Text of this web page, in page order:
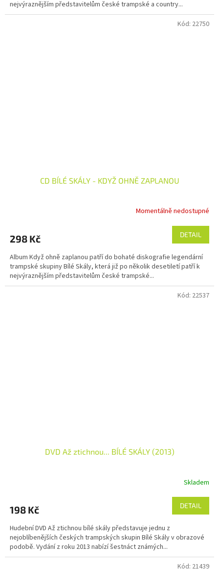
nejvýraznějším představitelům české trampské a country...
CD BÍLÉ SKÁLY - KDYŽ OHNĚ ZAPLANOU
Momentálně nedostupné
298 Kč DETAIL
Album Když ohně zaplanou patří do bohaté diskografie legendární
trampské skupiny Bílé Skály, která již po několik desetiletí patří k
nejvýraznějším představitelům české trampské...
Kód: 22750
DVD Až ztichnou... BÍLÉ SKÁLY (2013)
Skladem
198 Kč DETAIL
Hudební DVD Až ztichnou bílé skály představuje jednu z
nejoblíbenějších českých trampských skupin Bílé Skály v obrazové
podobě. Vydání z roku 2013 nabízí šestnáct známých...
Kód: 22537
Kód: 21439